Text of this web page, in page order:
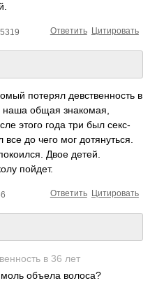
Цитировать
Ответить
потерял девственность в
наша общая знакомая,
этого года три был секс-
до чего мог дотянуться.
Двое детей.
пойдет.
Цитировать
Ответить
в 36 лет
объела волоса?